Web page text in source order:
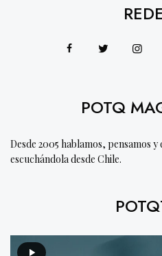
POTQ
Desde 2005 hablamos, pensamos
escuchándola desde Chile.